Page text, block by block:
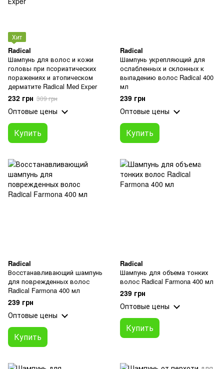
Хит
Radical
Шампунь для волос и кожи
головы при псориатических
поражениях и атопическом
дерматите Radical Med Еxper
232 грн 309 грн
Оптовые цены
Купить
Radical
Шампунь укрепляющий для
ослабленных и склонных к
выпадению волос Radical 400
мл
239 грн
Оптовые цены
Купить
Radical
Восстанавливающий шампунь
для поврежденных волос
Radical Farmona 400 мл
239 грн
Оптовые цены
Купить
Radical
Шампунь для объема тонких
волос Radical Farmona 400 мл
239 грн
Оптовые цены
Купить